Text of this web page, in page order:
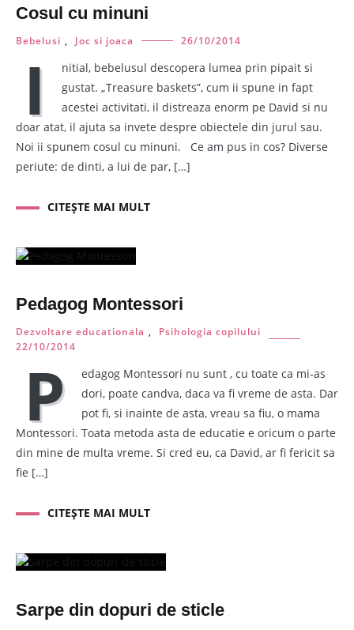
Cosul cu minuni
Bebelusi , Joc si joaca 26/10/2014
I
nitial, bebelusul descopera lumea prin pipait si
gustat. „Treasure baskets”, cum ii spune in fapt
acestei activitati, il distreaza enorm pe David si nu
doar atat, il ajuta sa invete despre obiectele din jurul sau.
Noi ii spunem cosul cu minuni. Ce am pus in cos? Diverse
periute: de dinti, a lui de par, […]
CITEȘTE MAI MULT
Pedagog Montessori
Dezvoltare educationala ,
Psihologia copilului
22/10/2014
P
edagog Montessori nu sunt , cu toate ca mi-as
dori, poate candva, daca va fi vreme de asta. Dar
pot fi, si inainte de asta, vreau sa fiu, o mama
Montessori. Toata metoda asta de educatie e oricum o parte
din mine de multa vreme. Si cred eu, ca David, ar fi fericit sa
fie […]
CITEȘTE MAI MULT
Sarpe din dopuri de sticle